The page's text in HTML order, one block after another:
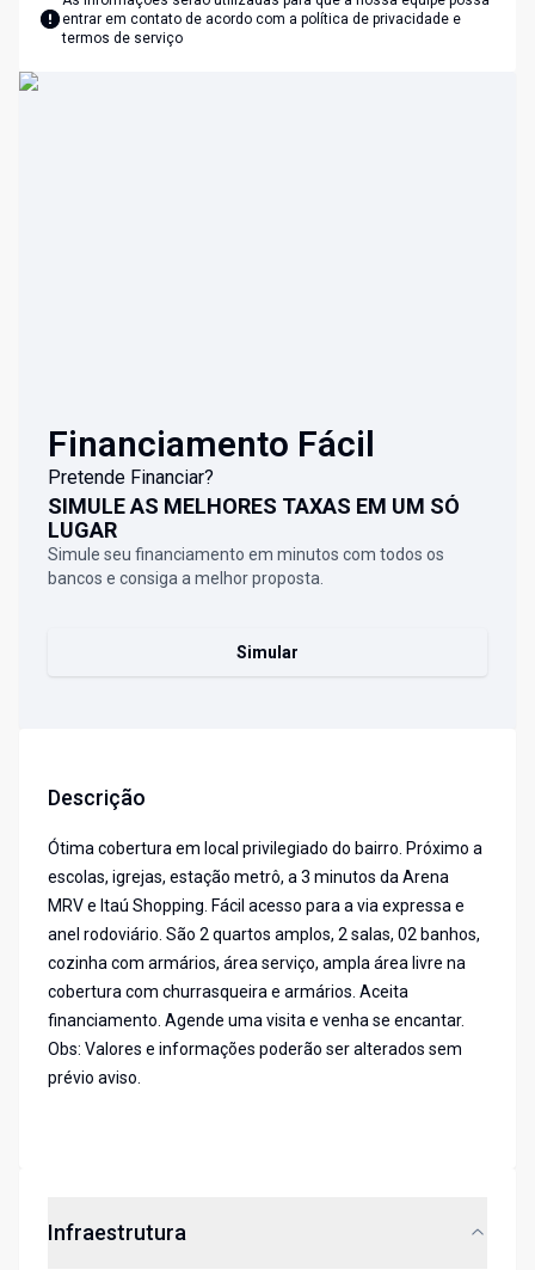
entrar em contato de acordo com a política de privacidade e
termos de serviço
Financiamento Fácil
Pretende Financiar?
SIMULE AS MELHORES TAXAS EM UM SÓ
LUGAR
Simule seu financiamento em minutos com todos os
bancos e consiga a melhor proposta.
Simular
Descrição
Ótima cobertura em local privilegiado do bairro. Próximo a
escolas, igrejas, estação metrô, a 3 minutos da Arena
MRV e Itaú Shopping. Fácil acesso para a via expressa e
anel rodoviário. São 2 quartos amplos, 2 salas, 02 banhos,
cozinha com armários, área serviço, ampla área livre na
cobertura com churrasqueira e armários. Aceita
financiamento. Agende uma visita e venha se encantar.
Obs: Valores e informações poderão ser alterados sem
prévio aviso.
Infraestrutura